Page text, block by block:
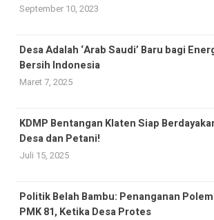
September 10, 2023
Desa Adalah ‘Arab Saudi’ Baru bagi
Bersih Indonesia
Maret 7, 2025
KDMP Bentangan Klaten Siap
Desa dan Petani!
Juli 15, 2025
Politik Belah Bambu: Penanganan
PMK 81, Ketika Desa Protes